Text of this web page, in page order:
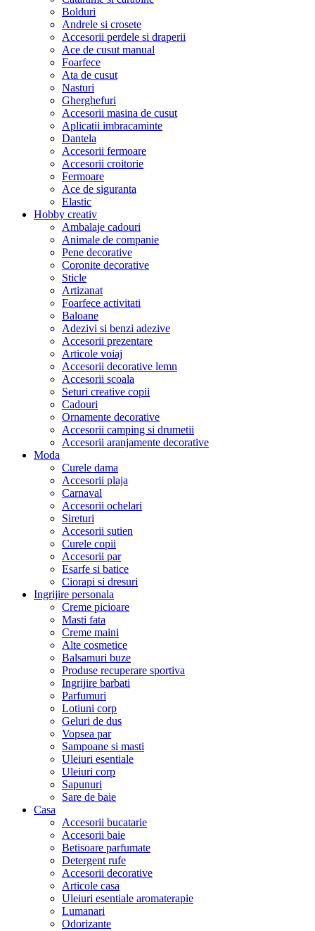
Bolduri
Andrele si crosete
Accesorii perdele si draperii
Ace de cusut manual
Foarfece
Ata de cusut
Nasturi
Gherghefuri
Accesorii masina de cusut
Aplicatii imbracaminte
Dantela
Accesorii fermoare
Accesorii croitorie
Fermoare
Ace de siguranta
Elastic
Hobby creativ
Ambalaje cadouri
Animale de companie
Pene decorative
Coronite decorative
Sticle
Artizanat
Foarfece activitati
Baloane
Adezivi si benzi adezive
Accesorii prezentare
Articole voiaj
Accesorii decorative lemn
Accesorii scoala
Seturi creative copii
Cadouri
Ornamente decorative
Accesorii camping si drumetii
Accesorii aranjamente decorative
Moda
Curele dama
Accesorii plaja
Carnaval
Accesorii ochelari
Sireturi
Accesorii sutien
Curele copii
Accesorii par
Esarfe si batice
Ciorapi si dresuri
Ingrijire personala
Creme picioare
Masti fata
Creme maini
Alte cosmetice
Balsamuri buze
Produse recuperare sportiva
Ingrijire barbati
Parfumuri
Lotiuni corp
Geluri de dus
Vopsea par
Sampoane si masti
Uleiuri esentiale
Uleiuri corp
Sapunuri
Sare de baie
Casa
Accesorii bucatarie
Accesorii baie
Betisoare parfumate
Detergent rufe
Accesorii decorative
Articole casa
Uleiuri esentiale aromaterapie
Lumanari
Odorizante